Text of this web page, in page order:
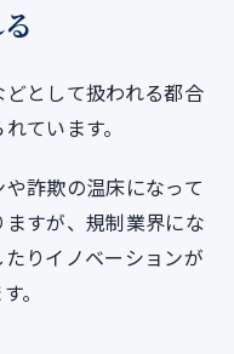
として扱われる都合
ています。
詐欺の温床になって
すが、規制業界にな
りイノベーションが
。